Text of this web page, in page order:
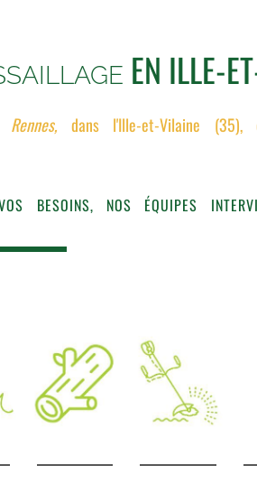
EN ILLE-
dans l'Ille-et-Vilaine (35),
BESOINS, NOS ÉQUIPES
4 janvier 2023